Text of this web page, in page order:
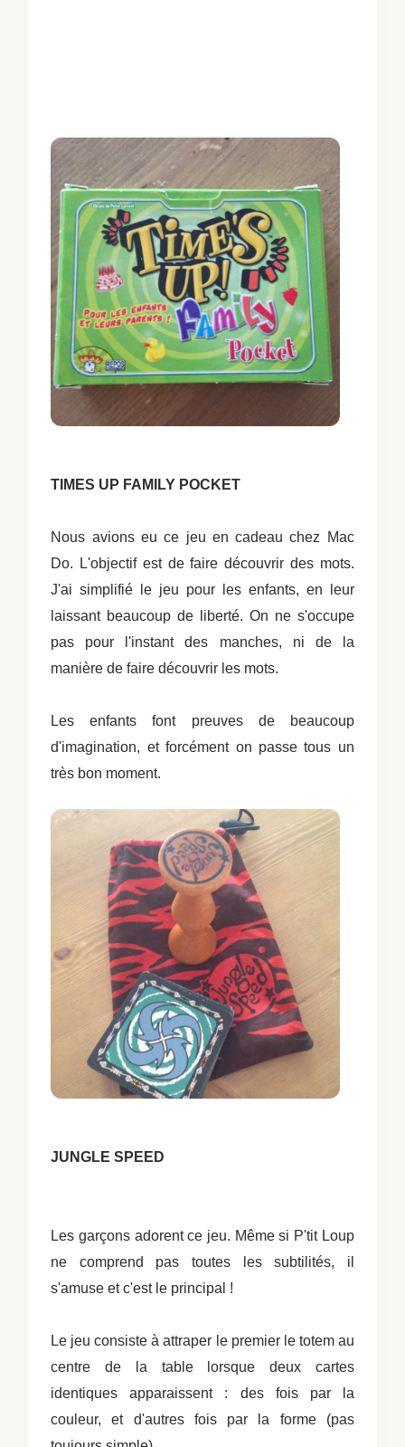
TIMES UP FAMILY POCKET
Nous avions eu ce jeu en cadeau chez Mac
Do. L'objectif est de faire découvrir des mots.
J'ai simplifié le jeu pour les enfants, en leur
laissant beaucoup de liberté. On ne s'occupe
pas pour l'instant des manches, ni de la
manière de faire découvrir les mots.
Les enfants font preuves de beaucoup
d'imagination, et forcément on passe tous un
très bon moment.
JUNGLE SPEED
Les garçons adorent ce jeu. Même si P'tit Loup
ne comprend pas toutes les subtilités, il
s'amuse et c'est le principal !
Le jeu consiste à attraper le premier le totem au
centre de la table lorsque deux cartes
identiques apparaissent : des fois par la
couleur, et d'autres fois par la forme (pas